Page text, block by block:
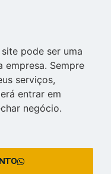
pode ser uma
empresa. Sempre
serviços,
entrar em
negócio.